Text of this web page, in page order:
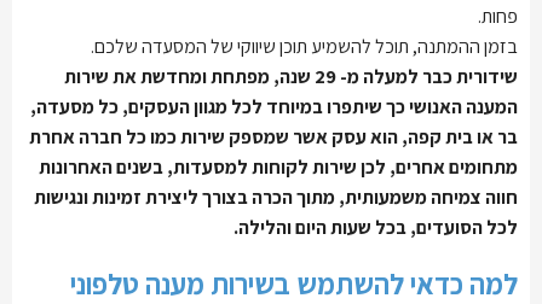
פחות.
בזמן ההמתנה, תוכל להשמיע תוכן שיווקי של המסעדה שלכם.
שידורית כבר למעלה מ- 29 שנה, מפתחת ומחדשת את שירות
המענה האנושי כך שיתפרו במיוחד לכל מגוון העסקים, כל מסעדה,
בר או בית קפה, הוא עסק אשר שמספק שירות כמו כל חברה אחרת
מתחומים אחרים, לכן שירות לקוחות למסעדות, בשנים האחרונות
חווה צמיחה משמעותית, מתוך הכרה בצורך ליצירת זמינות ונגישות
לכל הסועדים, בכל שעות היום והלילה.
למה כדאי להשתמש בשירות מענה טלפוני